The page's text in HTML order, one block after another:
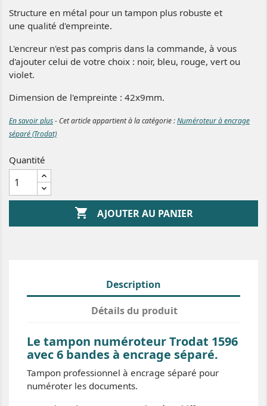
Structure en métal pour un tampon plus robuste et
une qualité d'empreinte.
L'encreur n'est pas compris dans la commande, à vous
d'ajouter celui de votre choix : noir, bleu, rouge, vert ou
violet.
Dimension de l'empreinte : 42x9mm.
En savoir plus- Cet article appartient à la catégorie :Numéroteur à encrage
séparé (Trodat)
Quantité
 AJOUTER AU PANIER
Description
Détails du produit
Le tampon numéroteur Trodat 1596
avec 6 bandes à encrage séparé.
Tampon professionnel à encrage séparé pour
numéroter les documents.